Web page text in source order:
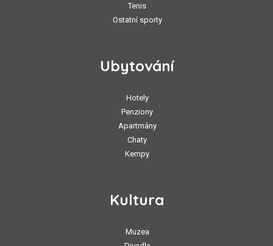
Tenis
Ostatní sporty
Ubytování
Hotely
Penziony
Apartmány
Chaty
Kempy
Kultura
Muzea